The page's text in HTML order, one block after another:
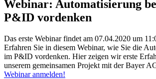
Webinar: Automatisierung
P&ID vordenken
Das erste Webinar findet am 07.04.2020 um
Erfahren Sie in diesem Webinar, wie Sie die
im P&ID vordenken. Hier zeigen wir erste
unserem gemeinsamen Projekt mit der Bayer
Webinar anmelden!